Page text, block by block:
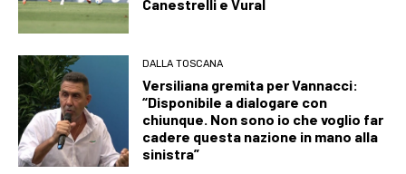
Canestrelli e Vural
DALLA TOSCANA
Versiliana gremita per Vannacci:
“Disponibile a dialogare con
chiunque. Non sono io che voglio far
cadere questa nazione in mano alla
sinistra”